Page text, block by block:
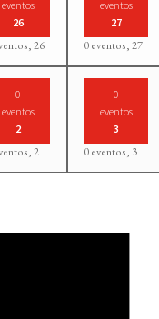
eventos
26
26
eventos
27
0 eventos,27
0
eventos
2
2
0
eventos
3
0 eventos, 3